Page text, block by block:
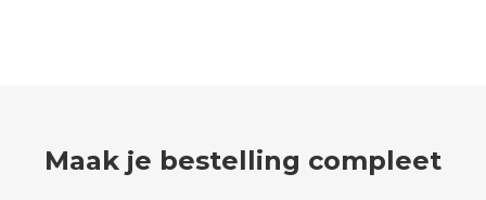
Maak je bestelling compleet